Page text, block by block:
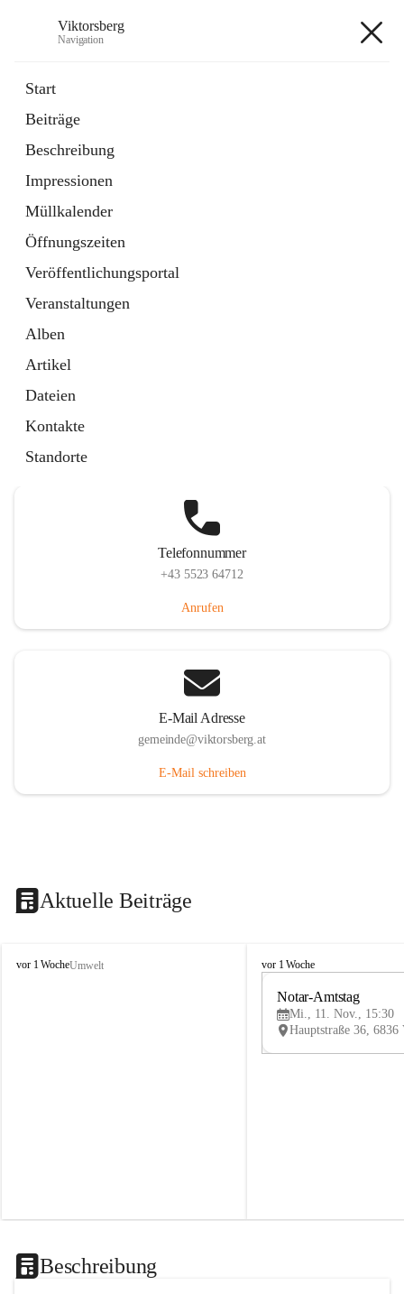
Viktorsberg
Navigation
Start
Beiträge
Beschreibung
Impressionen
Müllkalender
Öffnungszeiten
Veröffentlichungsportal
Veranstaltungen
Alben
Artikel
Dateien
Kontakte
Standorte
1 Schnellzugriff
Bürgerservice
10 Schnellzugriffe
Telefonnummer
+43 5523 64712
Anrufen
E-Mail Adresse
gemeinde@viktorsberg.at
E-Mail schreiben
Aktuelle Beiträge
V
vor 1 WocheUmwelt
V
vor 1 Woche
Notar-Amtstag
Mi., 11. Nov., 15:30
Beschreibung